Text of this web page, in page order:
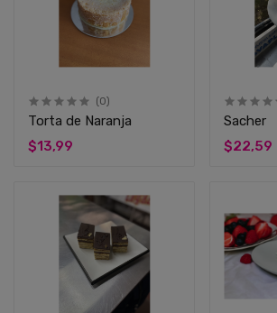
(0)
Torta de Naranja
$13,99
Sacher
$22,59